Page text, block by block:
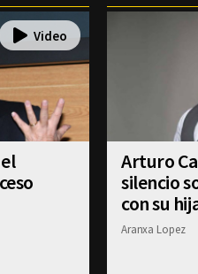
Arturo
silencio
con su
Aranxa Lopez